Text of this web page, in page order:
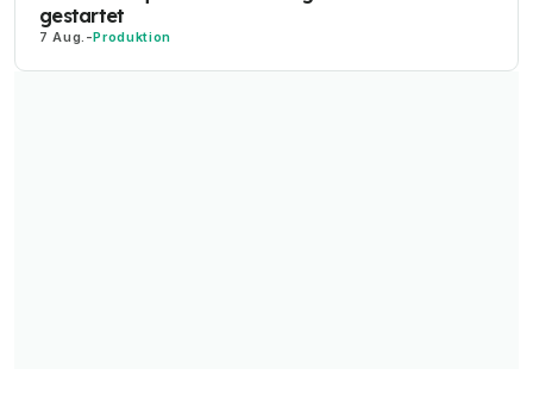
gestartet
7 Aug. -Produktion